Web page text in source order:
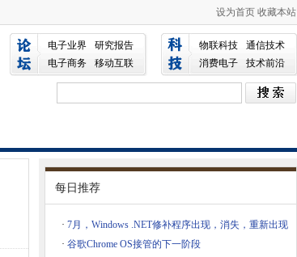
设为首页 收藏本站
电子业界
研究报告
电子商务
移动互联
物联科技
通信技术
消费电子
技术前沿
每日推荐
· 7月，Windows .NET修补程序出现，消失，重新出现
· 谷歌Chrome OS接管的下一阶段